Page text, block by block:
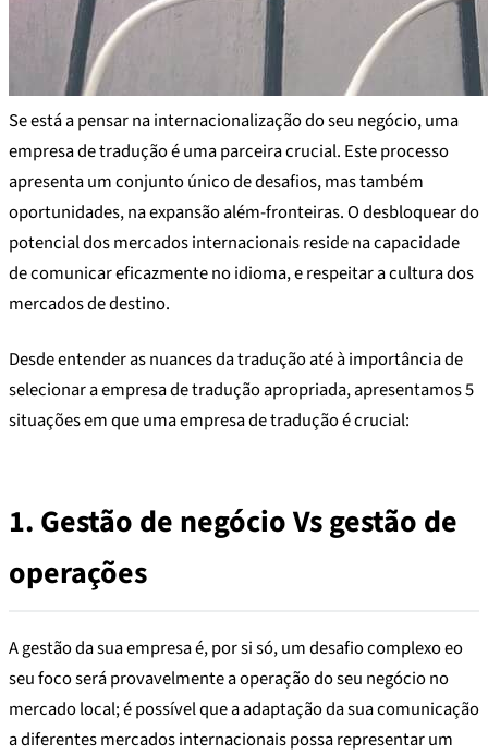
Se está a pensar na internacionalização do seu negócio, uma
empresa de tradução é uma parceira crucial. Este processo
apresenta um conjunto único de desafios, mas também
oportunidades, na expansão além-fronteiras. O desbloquear do
potencial dos mercados internacionais reside na capacidade
de comunicar eficazmente no idioma, e respeitar a cultura dos
mercados de destino.
Desde entender as nuances da tradução até à importância de
selecionar a empresa de tradução apropriada, apresentamos 5
situações em que uma empresa de tradução é crucial:
1. Gestão de negócioVsgestão de
operações
A gestão da sua empresa é, por si só, um desafio complexo eo
seu foco será provavelmente a operação do seu negócio no
mercado local; é possível que a adaptação da sua comunicação
a diferentes mercados internacionais possa representar um